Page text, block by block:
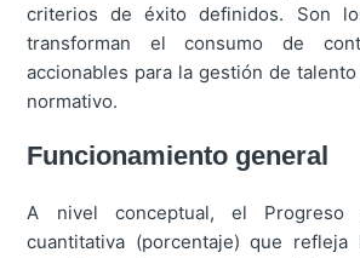
criterios de éxito definidos. Son
transforman el consumo de
accionables para la gestión de
normativo.
Funcionamiento general
A nivel conceptual, el Progreso
cuantitativa (porcentaje) que